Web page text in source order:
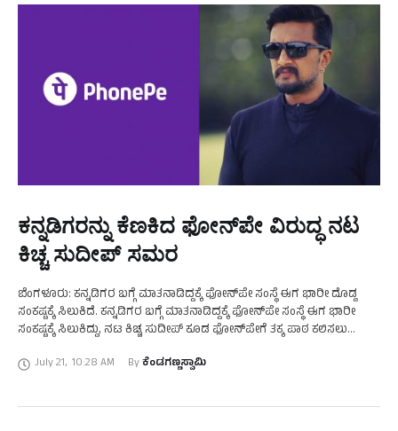
ಕನ್ನಡಿಗರನ್ನು ಕೆಣಕಿದ ಫೋನ್‌ಪೇ ವಿರುದ್ಧ ನಟ
ಕಿಚ್ಚ ಸುದೀಪ್‌ ಸಮರ
ಬೆಂಗಳೂರು: ಕನ್ನಡಿಗರ ಬಗ್ಗೆ ಮಾತನಾಡಿದ್ದಕ್ಕೆ ಫೋನ್‌ಪೇ ಸಂಸ್ಥೆ ಈಗ ಭಾರೀ ದೊಡ್ಡ
ಸಂಕಷ್ಟಕ್ಕೆ ಸಿಲುಕಿದೆ. ಕನ್ನಡಿಗರ ಬಗ್ಗೆ ಮಾತನಾಡಿದ್ದಕ್ಕೆ ಫೋನ್‌ಪೇ ಸಂಸ್ಥೆ ಈಗ ಭಾರೀ
ಸಂಕಷ್ಟಕ್ಕೆ ಸಿಲುಕಿದ್ದು, ನಟ ಕಿಚ್ಚ ಸುದೀಪ್‌ ಕೂಡ ಫೋನ್‌ಪೇಗೆ ತಕ್ಕ ಪಾಠ ಕಲಿಸಲು
July 21, 10:28 AM By ಕೆಂಡಗಣ್ಣಸ್ವಾಮಿ